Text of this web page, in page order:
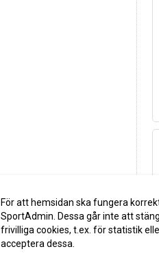
För att hemsidan ska fungera
SportAdmin. Dessa går inte att
frivilliga cookies, t.ex. för statistik
acceptera dessa.